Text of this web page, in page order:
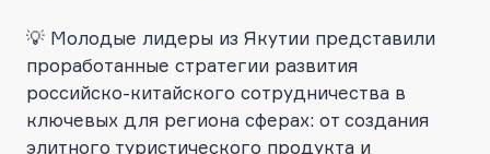
💡 Молодые лидеры из Якутии представили
проработанные стратегии развития
российско-китайского сотрудничества в
ключевых для региона сферах: от создания
элитного туристического продукта и